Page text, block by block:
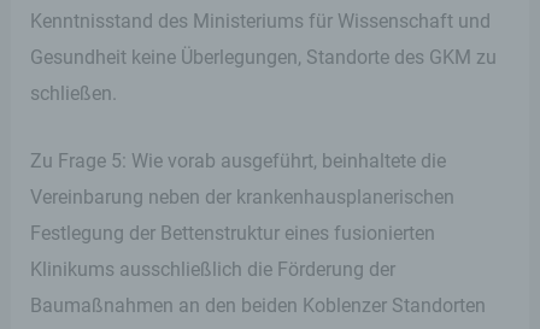
Kenntnisstand des Ministeriums für Wissenschaft und
Gesundheit keine Überlegungen, Standorte des GKM zu
schließen.
Zu Frage 5: Wie vorab ausgeführt, beinhaltete die
Vereinbarung neben der krankenhausplanerischen
Festlegung der Bettenstruktur eines fusionierten
Klinikums ausschließlich die Förderung der
Baumaßnahmen an den beiden Koblenzer Standorten
02619153777
E-Mail: info@stephan-wefelscheid.de
Die Internetseiten verwenden teilweise so
genannte Cookies, LocalStorage und
SessionStorage. Dies dient dazu, unser Angebot
nutzerfreundlicher, effektiver und sicherer zu
machen. Local Storage und SessionStorage ist
eine Technologie, mit welcher ihr Browser Daten